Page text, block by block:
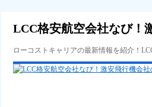
LCC格安航空会社なび！
ローコストキャリアの最新情報を紹介！